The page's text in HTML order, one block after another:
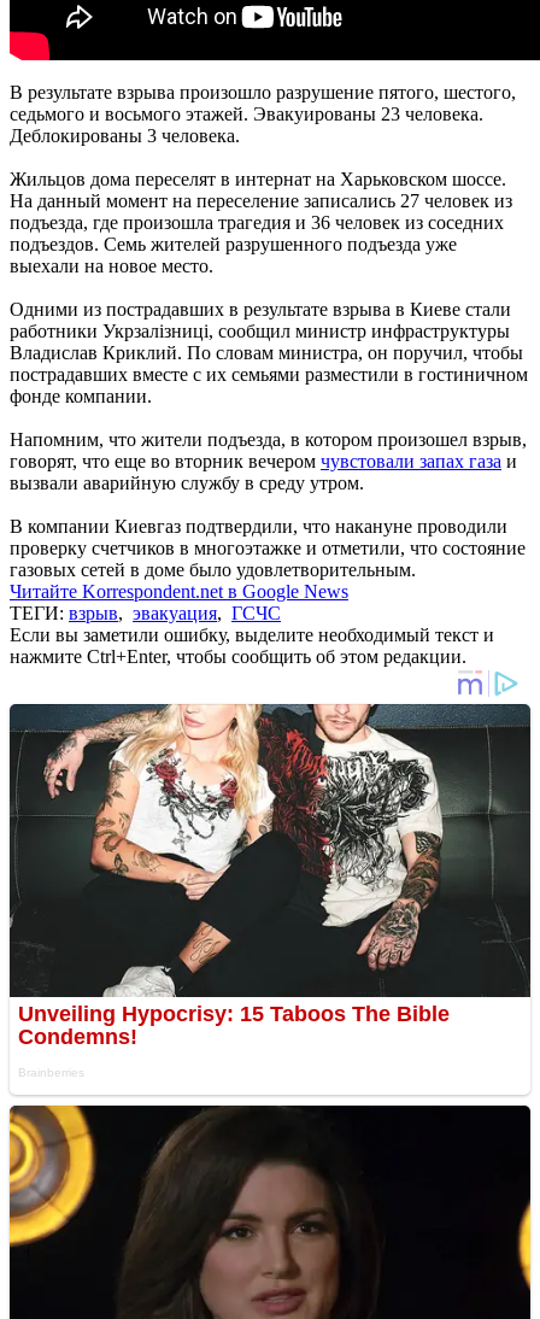
В результате взрыва произошло разрушение пятого, шестого,
седьмого и восьмого этажей. Эвакуированы 23 человека.
Деблокированы 3 человека.
Жильцов дома переселят в интернат на Харьковском шоссе.
На данный момент на переселение записались 27 человек из
подъезда, где произошла трагедия и 36 человек из соседних
подъездов. Семь жителей разрушенного подъезда уже
выехали на новое место.
Одними из пострадавших в результате взрыва в Киеве стали
работники Укрзалізниці, сообщил министр инфраструктуры
Владислав Криклий. По словам министра, он поручил, чтобы
пострадавших вместе с их семьями разместили в гостиничном
фонде компании.
Напомним, что жители подъезда, в котором произошел взрыв,
говорят, что еще во вторник вечером чувстовали запах газа и
вызвали аварийную службу в среду утром.
В компании Киевгаз подтвердили, что накануне проводили
проверку счетчиков в многоэтажке и отметили, что состояние
газовых сетей в доме было удовлетворительным.
Читайте Korrespondent.net в Google News
ТЕГИ: взрыв, эвакуация, ГСЧС
Если вы заметили ошибку, выделите необходимый текст и
нажмите Ctrl+Enter, чтобы сообщить об этом редакции.